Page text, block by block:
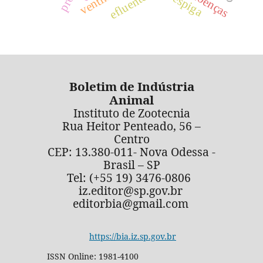
Boletim de Indústria
Animal
Instituto de Zootecnia
Rua Heitor Penteado, 56 –
Centro
CEP: 13.380-011- Nova Odessa -
Brasil – SP
Tel: (+55 19) 3476-0806
iz.editor@sp.gov.br
editorbia@gmail.com
https://bia.iz.sp.gov.br
ISSN Online: 1981-4100